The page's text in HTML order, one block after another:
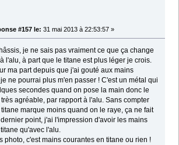
#157 le: 31 mai 2013 à 22:53:57 »
je ne sais pas vraiment ce que ça change
l'alu, à part que le titane est plus léger je crois.
ma part depuis que j'ai gouté aux mains
ne pourrai plus m'en passer ! C'est un métal qui
secondes quand on pose la main donc le
agréable, par rapport à l'alu. Sans compter
marque moins quand on le raye, ça ne fait
point, j'ai l'impression d'avoir les mains
qu'avec l'alu.
photo, c'est mains courantes en titane ou rien !